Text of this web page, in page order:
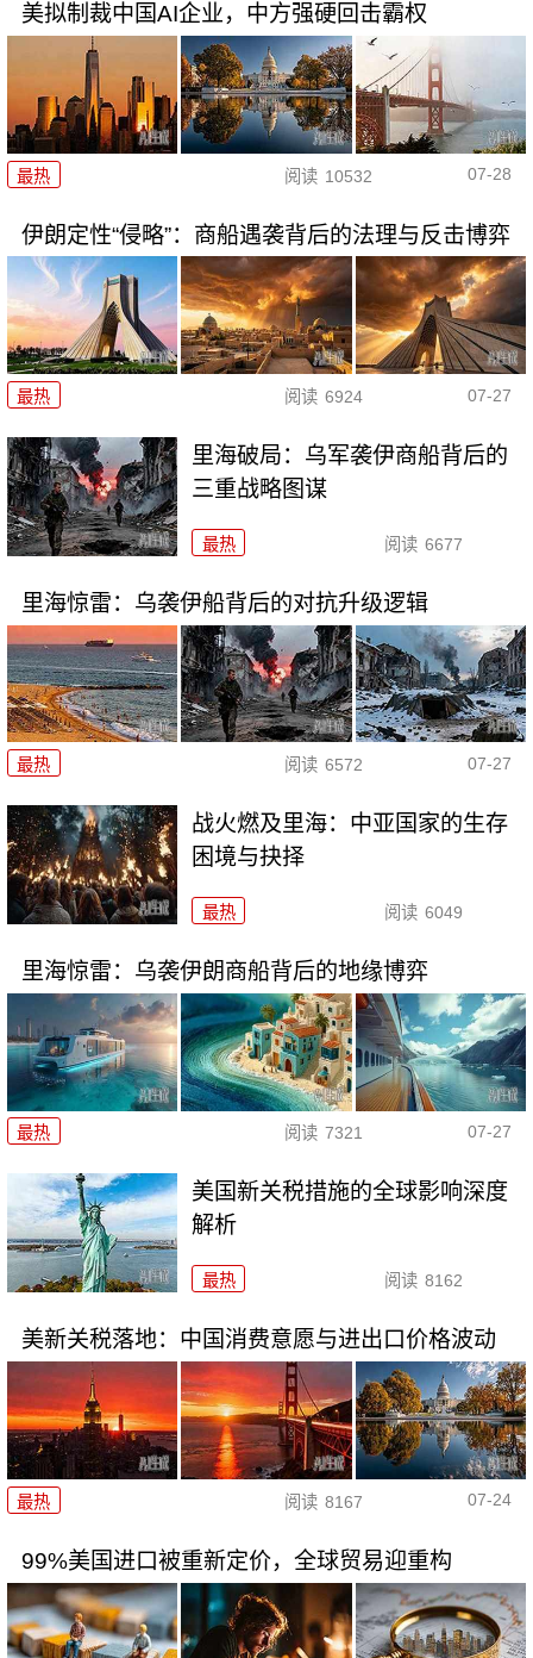
美拟制裁中国AI企业，中方强硬回击霸权
最热 阅读 10532 07-28
伊朗定性“侵略”：商船遇袭背后的法理与反击博弈
最热 阅读 6924 07-27
里海破局：乌军袭伊商船背后的
三重战略图谋
最热 阅读 6677
里海惊雷：乌袭伊船背后的对抗升级逻辑
最热 阅读 6572 07-27
战火燃及里海：中亚国家的生存
困境与抉择
最热 阅读 6049
里海惊雷：乌袭伊朗商船背后的地缘博弈
最热 阅读 7321 07-27
美国新关税措施的全球影响深度
解析
最热 阅读 8162
美新关税落地：中国消费意愿与进出口价格波动
最热 阅读 8167 07-24
99%美国进口被重新定价，全球贸易迎重构